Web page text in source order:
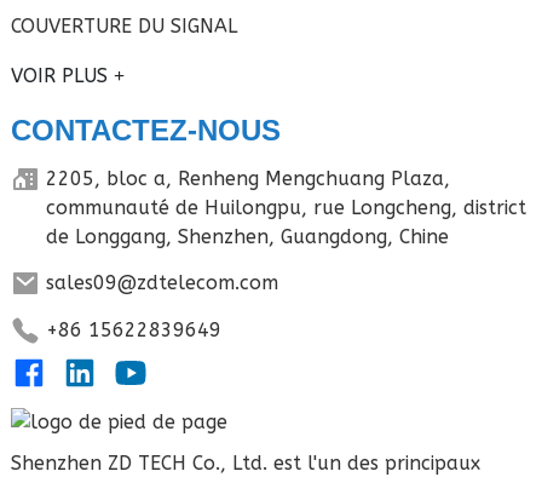
COUVERTURE DU SIGNAL
VOIR PLUS
CONTACTEZ-NOUS
2205, bloc a, Renheng Mengchuang Plaza,
communauté de Huilongpu, rue Longcheng, district
de Longgang, Shenzhen, Guangdong, Chine
sales09@zdtelecom.com
+86 15622839649
Shenzhen ZD TECH Co., Ltd. est l'un des principaux